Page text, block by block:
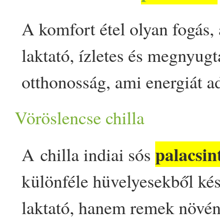
almás töltelékkel
A komfort étel olyan fogás,
laktató, ízletes és
otthonosság, ami energiát
és a léleknek. Ez a recept
palacsintát csicseriborsó
sültek, pillanatok alatt
körözöttet, majd
Vöröslencse chilla
A chilla indiai sós
különféle hüvelyesekből
laktató, hanem remek